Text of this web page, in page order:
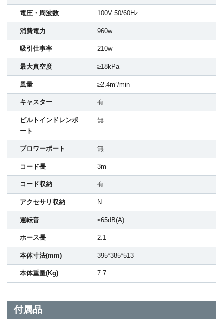
電圧・周波数 100V 50/60Hz
消費電力 960w
吸引仕事率 210w
最大真空度 ≥18kPa
風量 ≥2.4m³/min
キャスター 有
ビルトインドレンポ
ート
無
ブロワーポート 無
コード長 3m
コード収納 有
アクセサリ収納 N
運転音 ≤65dB(A)
ホース長 2.1
本体寸法(mm) 395*385*513
本体重量(Kg) 7.7
付属品